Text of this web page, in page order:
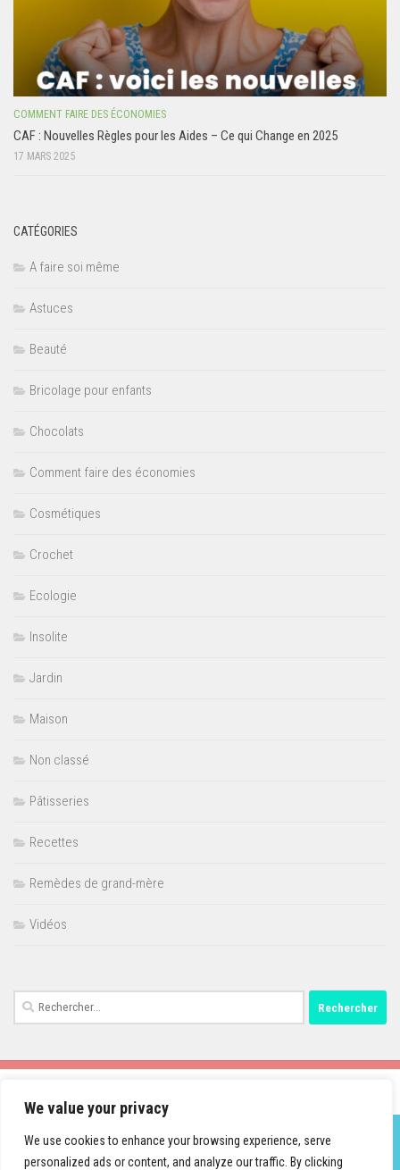
We value your privacy
We use cookies to enhance your browsing experience, serve
personalized ads or content, and analyze our traffic. By clicking
COMMENT FAIRE DES ÉCONOMIES
CAF : Nouvelles Règles pour les Aides – Ce qui Change en 2025
17 MARS 2025
CATÉGORIES
A faire soi même
Astuces
Beauté
Bricolage pour enfants
Chocolats
Comment faire des économies
Cosmétiques
Crochet
Ecologie
Insolite
Jardin
Maison
Non classé
Pâtisseries
Recettes
Remèdes de grand-mère
Vidéos
Rechercher :